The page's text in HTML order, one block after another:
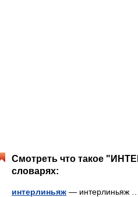
Смотреть что такое
словарях:
интерлиньяж — интерлиньяж